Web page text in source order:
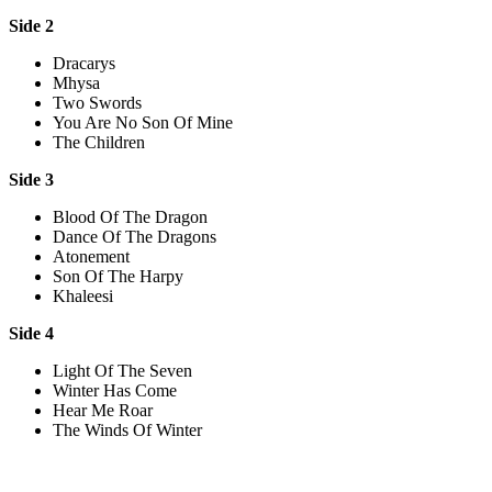
Side 2
Dracarys
Mhysa
Two Swords
You Are No Son Of Mine
The Children
Side 3
Blood Of The Dragon
Dance Of The Dragons
Atonement
Son Of The Harpy
Khaleesi
Side 4
Light Of The Seven
Winter Has Come
Hear Me Roar
The Winds Of Winter